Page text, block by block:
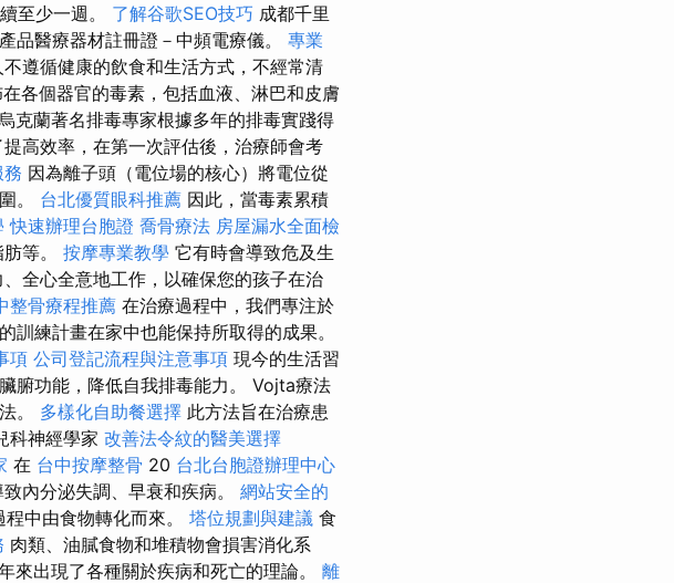
至少一週。 了解谷歌SEO技巧 成都千里
品醫療器材註冊證－中頻電療儀。 專業
遵循健康的飲食和生活方式，不經常清
各個器官的毒素，包括血液、淋巴和皮膚
克蘭著名排毒專家根據多年的排毒實踐得
高效率，在第一次評估後，治療師會考
因為離子頭（電位場的核心）將電位從
。 台北優質眼科推薦 因此，當毒素累積
快速辦理台胞證 喬骨療法 房屋漏水全面檢
等。 按摩專業教學 它有時會導致危及生
全心全意地工作，以確保您的孩子在治
整骨療程推薦 在治療過程中，我們專注於
練計畫在家中也能保持所取得的成果。
項 公司登記流程與注意事項 現今的生活習
腑功能，降低自我排毒能力。 Vojta療法
。 多樣化自助餐選擇 此方法旨在治療患
科神經學家 改善法令紋的醫美選擇
在 台中按摩整骨 20 台北台胞證辦理中心
內分泌失調、早衰和疾病。 網站安全的
中由食物轉化而來。 塔位規劃與建議 食
肉類、油膩食物和堆積物會損害消化系
來出現了各種關於疾病和死亡的理論。 離